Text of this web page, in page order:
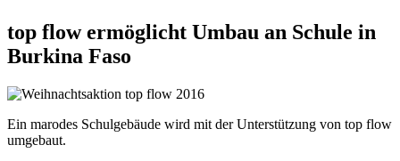
top flow ermöglicht Umbau an Schule in
Burkina Faso
Ein marodes Schulgebäude wird mit der Unterstützung von top flow
umgebaut.